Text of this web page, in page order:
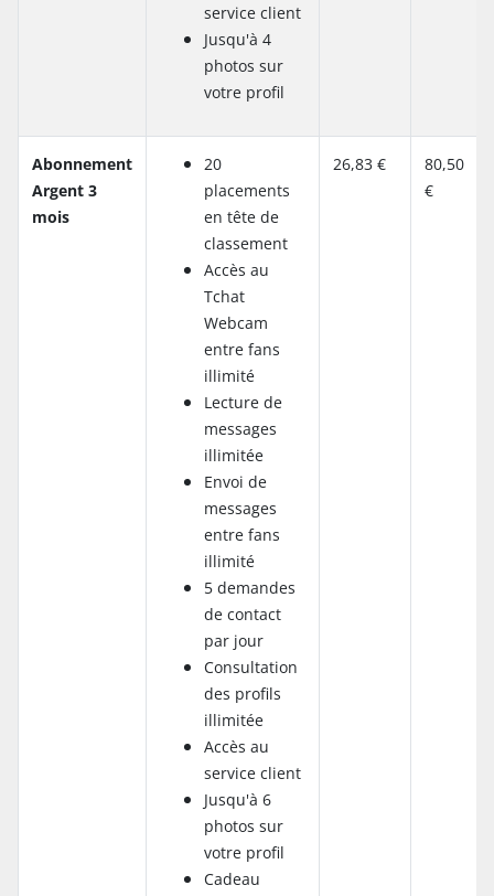
service client
Jusqu'à 4
photos sur
votre profil
Abonnement
Argent 3
mois
20
placements
en tête de
classement
Accès au
Tchat
Webcam
entre fans
illimité
Lecture de
messages
illimitée
Envoi de
messages
entre fans
illimité
5 demandes
de contact
par jour
Consultation
des profils
illimitée
Accès au
service client
Jusqu'à 6
photos sur
votre profil
Cadeau
26,83 €
80,50
€